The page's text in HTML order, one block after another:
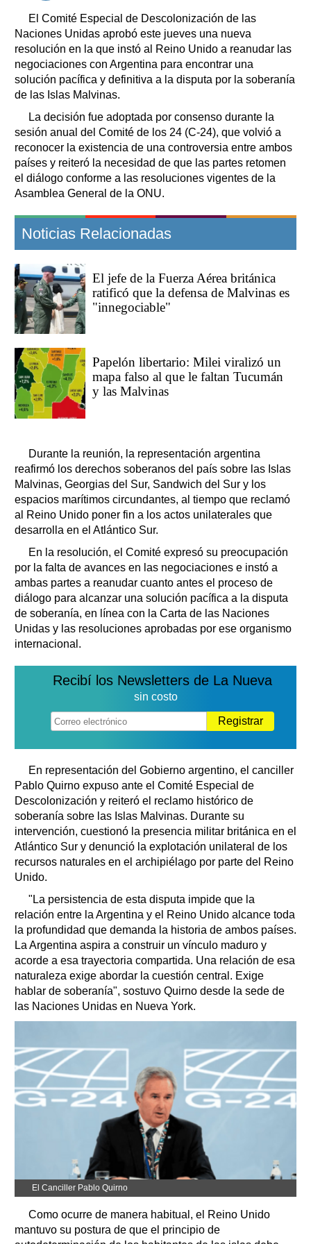
El Comité Especial de Descolonización de las
Naciones Unidas aprobó este jueves una nueva
resolución en la que instó al Reino Unido a reanudar las
negociaciones con Argentina para encontrar una
solución pacífica y definitiva a la disputa por la soberanía
de las Islas Malvinas.
La decisión fue adoptada por consenso durante la
sesión anual del Comité de los 24 (C-24), que volvió a
reconocer la existencia de una controversia entre ambos
países y reiteró la necesidad de que las partes retomen
el diálogo conforme a las resoluciones vigentes de la
Asamblea General de la ONU.
Noticias Relacionadas
El jefe de la Fuerza Aérea británica
ratificó que la defensa de Malvinas es
"innegociable"
Papelón libertario: Milei viralizó un
mapa falso al que le faltan Tucumán
y las Malvinas
Durante la reunión, la representación argentina
reafirmó los derechos soberanos del país sobre las Islas
Malvinas, Georgias del Sur, Sandwich del Sur y los
espacios marítimos circundantes, al tiempo que reclamó
al Reino Unido poner fin a los actos unilaterales que
desarrolla en el Atlántico Sur.
En la resolución, el Comité expresó su preocupación
por la falta de avances en las negociaciones e instó a
ambas partes a reanudar cuanto antes el proceso de
diálogo para alcanzar una solución pacífica a la disputa
de soberanía, en línea con la Carta de las Naciones
Unidas y las resoluciones aprobadas por ese organismo
internacional.
Recibí los Newsletters de La Nueva
sin costo
Registrar
En representación del Gobierno argentino, el canciller
Pablo Quirno expuso ante el Comité Especial de
Descolonización y reiteró el reclamo histórico de
soberanía sobre las Islas Malvinas. Durante su
intervención, cuestionó la presencia militar británica en el
Atlántico Sur y denunció la explotación unilateral de los
recursos naturales en el archipiélago por parte del Reino
Unido.
"La persistencia de esta disputa impide que la
relación entre la Argentina y el Reino Unido alcance toda
la profundidad que demanda la historia de ambos países.
La Argentina aspira a construir un vínculo maduro y
acorde a esa trayectoria compartida. Una relación de esa
naturaleza exige abordar la cuestión central. Exige
hablar de soberanía", sostuvo Quirno desde la sede de
las Naciones Unidas en Nueva York.
El Canciller Pablo Quirno
Como ocurre de manera habitual, el Reino Unido
mantuvo su postura de que el principio de